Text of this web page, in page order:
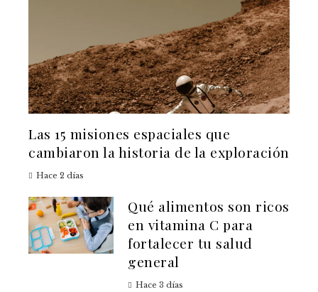
Las 15 misiones espaciales que
cambiaron la historia de la exploración
Hace 2 días
Qué alimentos son ricos
en vitamina C para
fortalecer tu salud
general
Hace 3 días